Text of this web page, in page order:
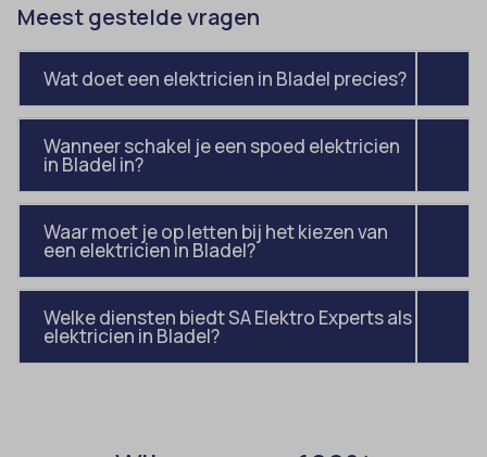
Meest gestelde vragen
Wat doet een elektricien in Bladel precies?
Wanneer schakel je een spoed elektricien
in Bladel in?
Waar moet je op letten bij het kiezen van
een elektricien in Bladel?
Welke diensten biedt SA Elektro Experts als
elektricien in Bladel?
MicrosoftApplicationsTelemetryDeviceId
MicrosoftApplicationsTelemetryFirstLaunchTime
OptanonAlertBoxClosed
perf_*
popupShow
snconsent